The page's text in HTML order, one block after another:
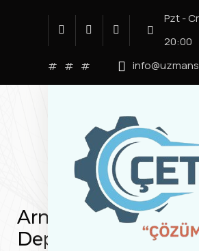
Pzt -
20:00
# # #
Arnavutköy Soğuk
Deposu